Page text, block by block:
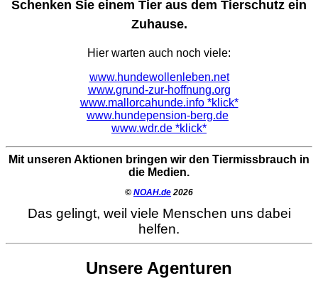
Schenken Sie einem Tier aus dem Tierschutz ein
Zuhause.
Hier warten auch noch viele:
www.hundewollenleben.net
www.grund-zur-hoffnung.org
www.mallorcahunde.info *klick*
www.hundepension-berg.de
www.wdr.de *klick*
Mit unseren Aktionen bringen wir den Tiermissbrauch in
die Medien.
© NOAH.de 2026
Das gelingt, weil viele Menschen uns dabei
helfen.
Unsere Agenturen